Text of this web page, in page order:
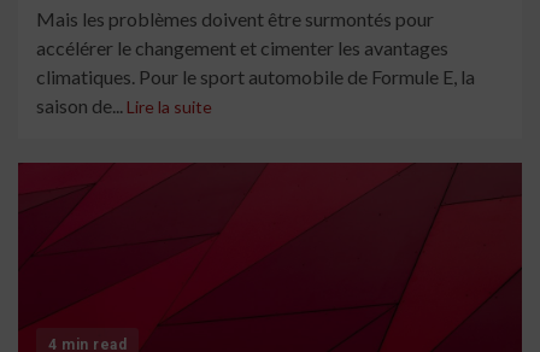
Mais les problèmes doivent être surmontés pour
accélérer le changement et cimenter les avantages
climatiques. Pour le sport automobile de Formule E, la
saison de... Lire la suite
4 min read